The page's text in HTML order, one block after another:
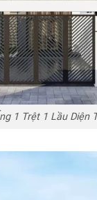
1 Trệt 1 Lầu Diện